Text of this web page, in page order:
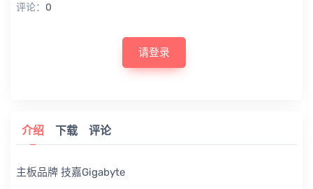
评论： 0
请登录
介绍 下载 评论
主板品牌 技嘉Gigabyte